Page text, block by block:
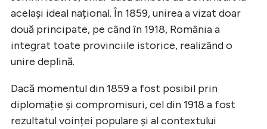
același ideal național. În 1859, unirea a vizat doar
două principate, pe când în 1918, România a
integrat toate provinciile istorice, realizând o
unire deplină.
Dacă momentul din 1859 a fost posibil prin
diplomație și compromisuri, cel din 1918 a fost
rezultatul voinței populare și al contextului